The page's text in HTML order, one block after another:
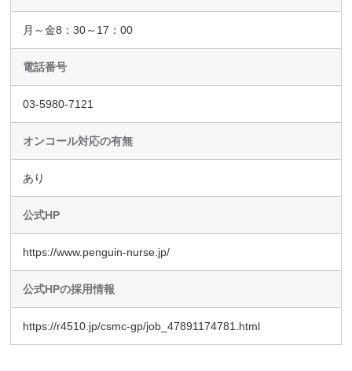
月～金8：30～17：00
電話番号
03-5980-7121
オンコール対応の有無
あり
公式HP
https://www.penguin-nurse.jp/
公式HPの採用情報
https://r4510.jp/csmc-gp/job_47891174781.html